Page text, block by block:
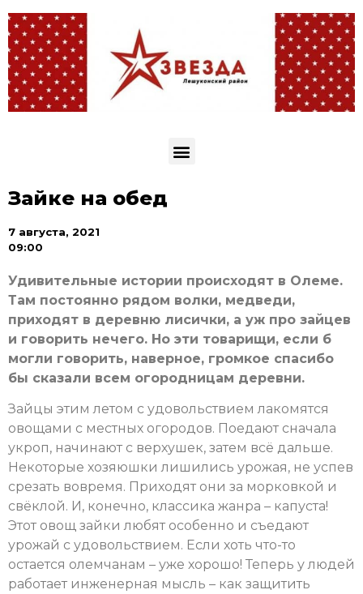
Зайке на обед
7 августа, 2021
09:00
Удивительные истории происходят в Олеме.
Там постоянно рядом волки, медведи,
приходят в деревню лисички, а уж про зайцев
и говорить нечего. Но эти товарищи, если б
могли говорить, наверное, громкое спасибо
бы сказали всем огородницам деревни.
Зайцы этим летом с удовольствием лакомятся
овощами с местных огородов. Поедают сначала
укроп, начинают с верхушек, затем всё дальше.
Некоторые хозяюшки лишились урожая, не успев
срезать вовремя. Приходят они за морковкой и
свёклой. И, конечно, классика жанра – капуста!
Этот овощ зайки любят особенно и съедают
урожай с удовольствием. Если хоть что-то
остается олемчанам – уже хорошо! Теперь у людей
работает инженерная мысль – как защитить